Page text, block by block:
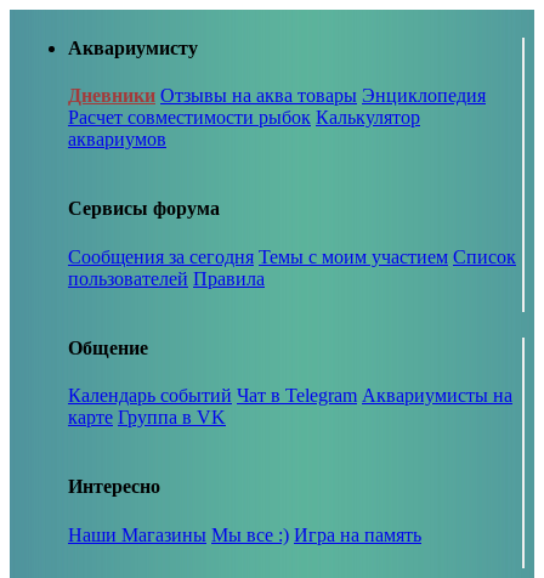
Аквариумисту
Дневники Отзывы на аква товары Энциклопедия
Расчет совместимости рыбок Калькулятор
аквариумов
Сервисы форума
Сообщения за сегодня Темы с моим участием Список
пользователей Правила
Общение
Календарь событий Чат в Telegram Аквариумисты на
карте Группа в VK
Интересно
Наши Магазины Мы все :) Игра на память